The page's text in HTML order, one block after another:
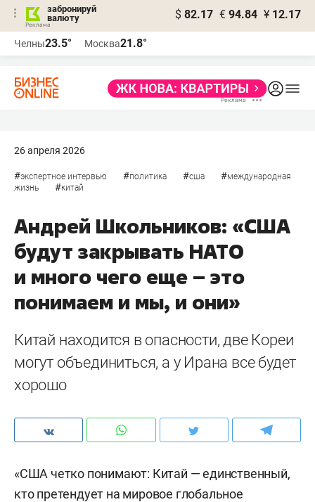
забронируй
валюту
$ 82.17 € 94.84 ¥ 12.17
Челны23.5° Москва21.8°
26 апреля 2026
#экспертное интервью #политика #сша #международная
жизнь
#китай
Андрей Школьников: «США
будут закрывать НАТО
и много чего еще – это
понимаем и мы, и они»
Китай находится в опасности, две Кореи
могут объединиться, а у Ирана все будет
хорошо
«США четко понимают: Китай — единственный,
кто претендует на мировое глобальное